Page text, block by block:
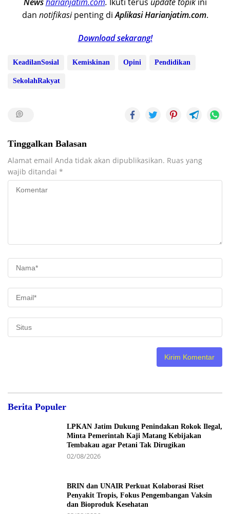
dan notifikasipenting diAplikasi Harianjatim.com.
Download sekarang!
KeadilanSosial Kemiskinan Opini Pendidikan
SekolahRakyat
Tinggalkan Balasan
Alamat email Anda tidak akan dipublikasikan. Ruas yang
wajib ditandai *
Berita Populer
LPKAN Jatim Dukung Penindakan Rokok Ilegal,
Minta Pemerintah Kaji Matang Kebijakan
Tembakau agar Petani Tak Dirugikan
02/08/2026
BRIN dan UNAIR Perkuat Kolaborasi Riset
Penyakit Tropis, Fokus Pengembangan Vaksin
dan Bioproduk Kesehatan